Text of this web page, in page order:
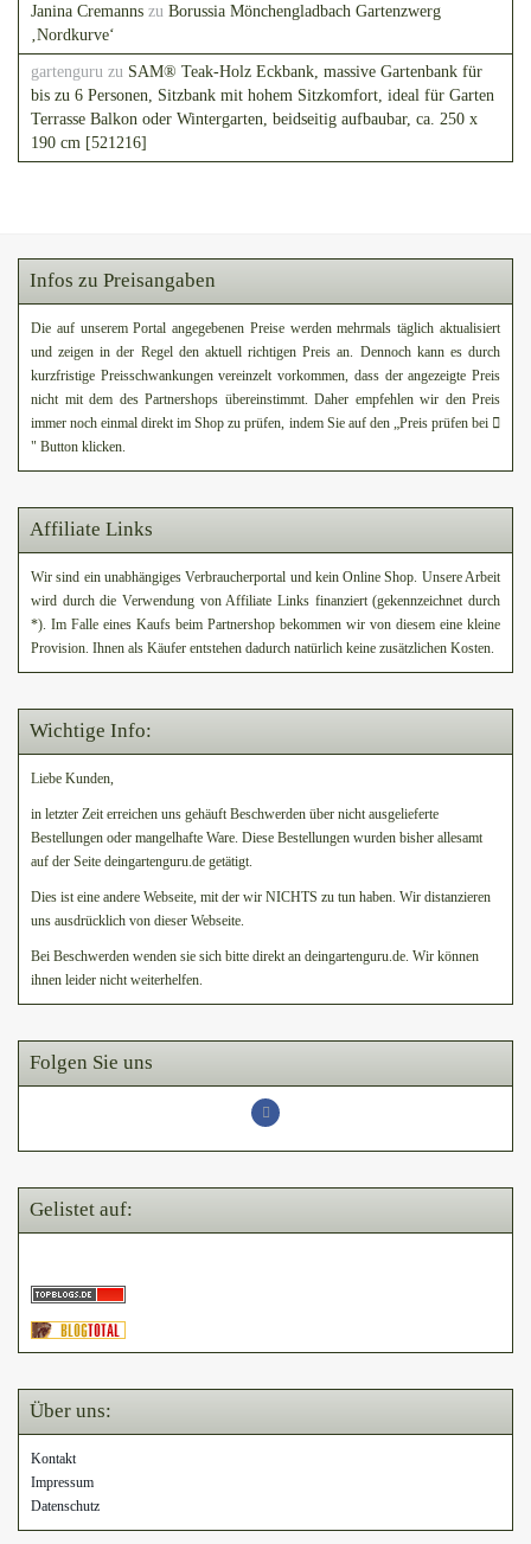
Janina Cremanns zu Borussia Mönchengladbach Gartenzwerg
‚Nordkurve‘
gartenguru zu SAM® Teak-Holz Eckbank, massive Gartenbank für
bis zu 6 Personen, Sitzbank mit hohem Sitzkomfort, ideal für Garten
Terrasse Balkon oder Wintergarten, beidseitig aufbaubar, ca. 250 x
190 cm [521216]
Infos zu Preisangaben
Die auf unserem Portal angegebenen Preise werden mehrmals täglich aktualisiert
und zeigen in der Regel den aktuell richtigen Preis an. Dennoch kann es durch
kurzfristige Preisschwankungen vereinzelt vorkommen, dass der angezeigte Preis
nicht mit dem des Partnershops übereinstimmt. Daher empfehlen wir den Preis
immer noch einmal direkt im Shop zu prüfen, indem Sie auf den „Preis prüfen bei
" Button klicken.
Affiliate Links
Wir sind ein unabhängiges Verbraucherportal und kein Online Shop. Unsere Arbeit
wird durch die Verwendung von Affiliate Links finanziert (gekennzeichnet durch
*). Im Falle eines Kaufs beim Partnershop bekommen wir von diesem eine kleine
Provision. Ihnen als Käufer entstehen dadurch natürlich keine zusätzlichen Kosten.
Wichtige Info:
Liebe Kunden,
in letzter Zeit erreichen uns gehäuft Beschwerden über nicht ausgelieferte
Bestellungen oder mangelhafte Ware. Diese Bestellungen wurden bisher allesamt
auf der Seite deingartenguru.de getätigt.
Dies ist eine andere Webseite, mit der wir NICHTS zu tun haben. Wir distanzieren
uns ausdrücklich von dieser Webseite.
Bei Beschwerden wenden sie sich bitte direkt an deingartenguru.de. Wir können
ihnen leider nicht weiterhelfen.
Folgen Sie uns
Gelistet auf:
Über uns:
Kontakt
Impressum
Datenschutz